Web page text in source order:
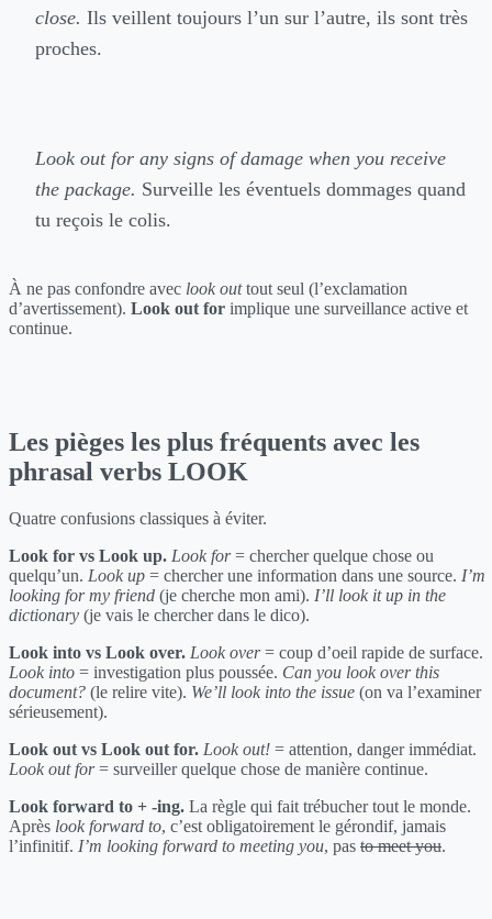
close. Ils veillent toujours l’un sur l’autre, ils sont très
proches.
Look out for any signs of damage when you receive
the package. Surveille les éventuels dommages quand
tu reçois le colis.
À ne pas confondre avec look outtout seul (l’exclamation
d’avertissement). Look out for implique une surveillance active et
continue.
Les pièges les plus fréquents avec les
phrasal verbs LOOK
Quatre confusions classiques à éviter.
Look for vs Look up. Look for= chercher quelque chose ou
quelqu’un. Look up = chercher une information dans une source. I’m
looking for my friend (je cherche mon ami). I’ll look it up in the
dictionary (je vais le chercher dans le dico).
Look into vs Look over. Look over= coup d’oeil rapide de surface.
Look into = investigation plus poussée. Can you look over this
document? (le relire vite). We’ll look into the issue (on va l’examiner
sérieusement).
Look out vs Look out for. Look out! = attention, danger immédiat.
Look out for= surveiller quelque chose de manière continue.
Look forward to + -ing. La règle qui fait trébucher tout le monde.
Après look forward to, c’est obligatoirement le gérondif, jamais
l’infinitif. I’m looking forward to meeting you, pas to meet you.